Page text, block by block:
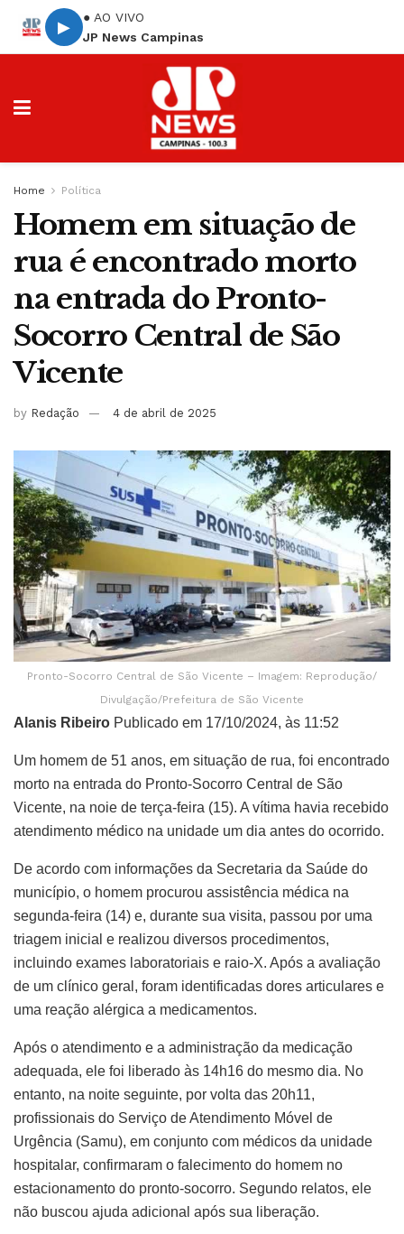
▶
● AO VIVO
JP News Campinas
Home Política
Homem em situação de
rua é encontrado morto
na entrada do Pronto-
Socorro Central de São
Vicente
by Redação 4 de abril de 2025
Pronto-Socorro Central de São Vicente – Imagem: Reprodução/
Divulgação/Prefeitura de São Vicente
Alanis Ribeiro Publicado em 17/10/2024, às 11:52
Um homem de 51 anos, em situação de rua, foi encontrado
morto na entrada do Pronto-Socorro Central de São
Vicente, na noie de terça-feira (15). A vítima havia recebido
atendimento médico na unidade um dia antes do ocorrido.
De acordo com informações da Secretaria da Saúde do
município, o homem procurou assistência médica na
segunda-feira (14) e, durante sua visita, passou por uma
triagem inicial e realizou diversos procedimentos,
incluindo exames laboratoriais e raio-X. Após a avaliação
de um clínico geral, foram identificadas dores articulares e
uma reação alérgica a medicamentos.
Após o atendimento e a administração da medicação
adequada, ele foi liberado às 14h16 do mesmo dia. No
entanto, na noite seguinte, por volta das 20h11,
profissionais do Serviço de Atendimento Móvel de
Urgência (Samu), em conjunto com médicos da unidade
hospitalar, confirmaram o falecimento do homem no
estacionamento do pronto-socorro. Segundo relatos, ele
não buscou ajuda adicional após sua liberação.